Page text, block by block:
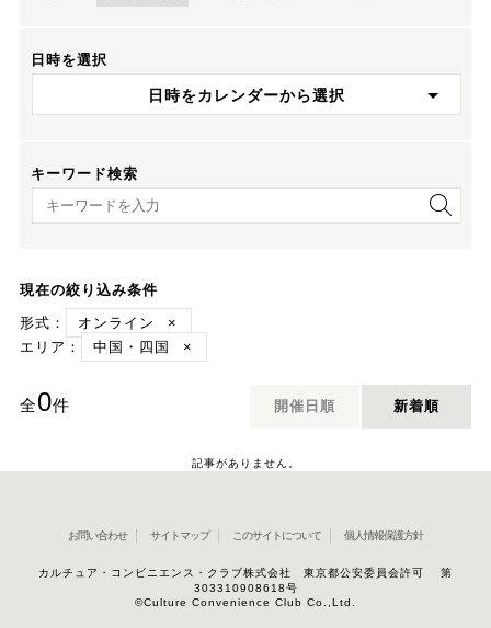
日時を選択
日時をカレンダーから選択
キーワード検索
キーワード検索
現在の絞り込み条件
形式：
オンライン
×
エリア：
中国・四国 ×
全0件 開催日順 新着順
記事がありません。
お問い合わせ サイトマップ このサイトについて 個人情報保護方針
カルチュア・コンビニエンス・クラブ株式会社 東京都公安委員会許可 第
303310908618号
©Culture Convenience Club Co.,Ltd.